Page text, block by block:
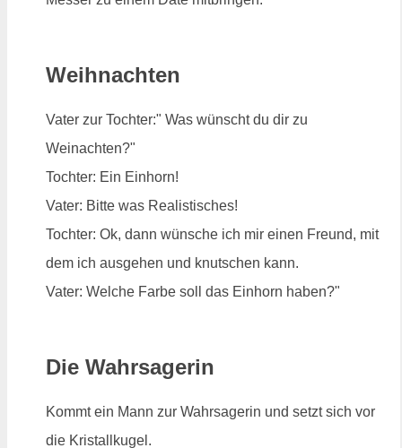
Weihnachten
Vater zur Tochter:" Was wünscht du dir zu
Weinachten?"
Tochter: Ein Einhorn!
Vater: Bitte was Realistisches!
Tochter: Ok, dann wünsche ich mir einen Freund, mit
dem ich ausgehen und knutschen kann.
Vater: Welche Farbe soll das Einhorn haben?"
Die Wahrsagerin
Kommt ein Mann zur Wahrsagerin und setzt sich vor
die Kristallkugel.